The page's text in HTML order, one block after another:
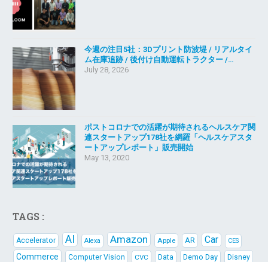
今週の注目5社：3Dプリント防波堤 / リアルタイ
ム在庫追跡 / 後付け自動運転トラクター /…
July 28, 2026
ポストコロナでの活躍が期待されるヘルスケア関
連スタートアップ178社を網羅「ヘルスケアスタ
ートアップレポート」販売開始
May 13, 2020
TAGS :
Accelerator AI Alexa Amazon Apple AR Car CES
Commerce Computer Vision CVC Data Demo Day
Disney